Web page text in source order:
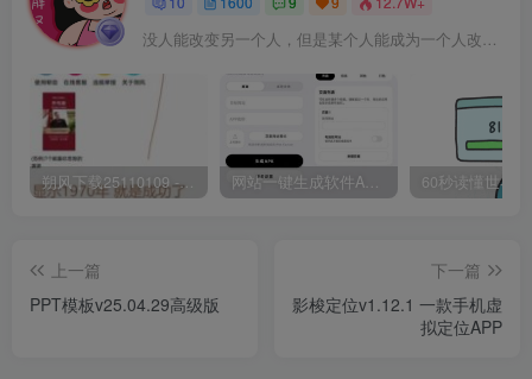
没人能改变另一个人，但是某个人能成为一个人改变的原因
朔风下载25110109 -磁力下载神器-去VIP限制版本 网站一键生成软件APP 完美版 同时支持打包html文件
上一篇
PPT模板v25.04.29高级版
下一篇
影梭定位v1.12.1 一款手机虚
拟定位APP